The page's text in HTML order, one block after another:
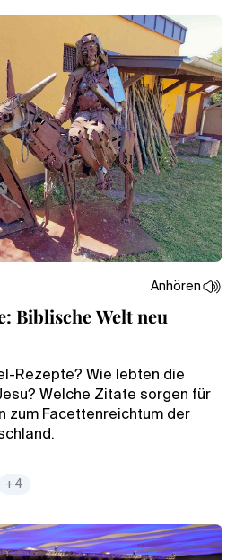
Anhören
Biblische Welt neu
Rezepte? Wie lebten die
Welche Zitate sorgen für
zum Facettenreichtum der
+4